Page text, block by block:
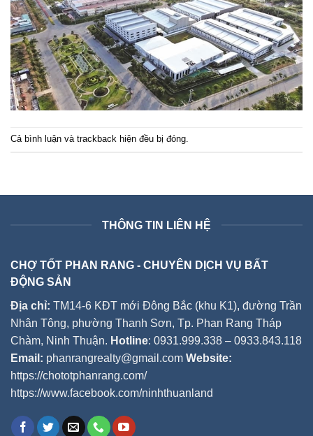
Cả bình luận và trackback hiện đều bị đóng.
THÔNG TIN LIÊN HỆ
CHỢ TỐT PHAN RANG - CHUYÊN DỊCH VỤ BẤT
ĐỘNG SẢN
Địa chỉ: TM14-6 KĐT mới Đông Bắc (khu K1), đường Trần
Nhân Tông, phường Thanh Sơn, Tp. Phan Rang Tháp
Chàm, Ninh Thuận. Hotline: 0931.999.338 – 0933.843.118
Email: phanrangrealty@gmail.com Website:
https://chototphanrang.com/
https://www.facebook.com/ninhthuanland